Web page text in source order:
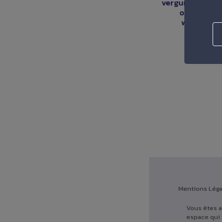
vergunningen,
organisatie
Mentions
Vous êtes
espace